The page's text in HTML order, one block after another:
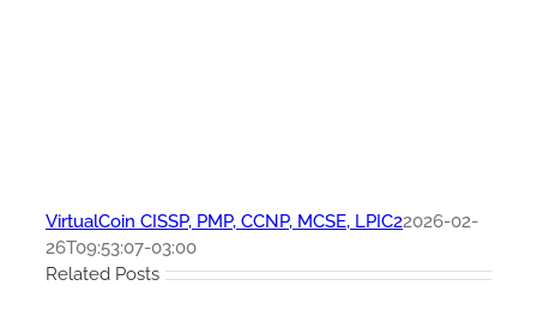
VirtualCoin CISSP, PMP, CCNP, MCSE, LPIC22026-02-
26T09:53:07-03:00
Related Posts